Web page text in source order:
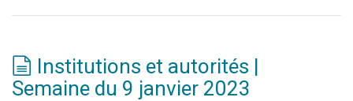
Institutions et autorités |
Semaine du 9 janvier 2023